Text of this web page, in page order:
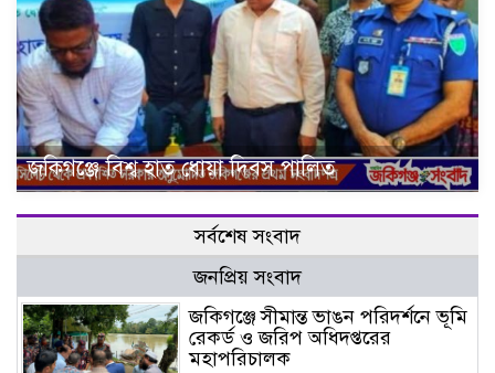
জকিগঞ্জে বিশ্ব হাত ধোয়া দিবস পালিত
সর্বশেষ সংবাদ
জনপ্রিয় সংবাদ
জকিগঞ্জে সীমান্ত ভাঙন পরিদর্শনে ভূমি
রেকর্ড ও জরিপ অধিদপ্তরের
মহাপরিচালক